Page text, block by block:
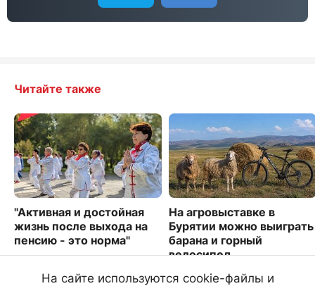
Читайте также
"Активная и достойная
жизнь после выхода на
пенсию - это норма"
На агровыставке в
Бурятии можно выиграть
барана и горный
велосипед
3442
На сайте используются cookie-файлы и